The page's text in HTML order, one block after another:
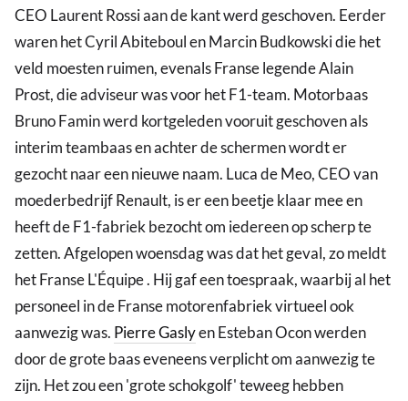
CEO Laurent Rossi aan de kant werd geschoven. Eerder
waren het Cyril Abiteboul en Marcin Budkowski die het
veld moesten ruimen, evenals Franse legende Alain
Prost, die adviseur was voor het F1-team. Motorbaas
Bruno Famin werd kortgeleden vooruit geschoven als
interim teambaas en achter de schermen wordt er
gezocht naar een nieuwe naam. Luca de Meo, CEO van
moederbedrijf Renault, is er een beetje klaar mee en
heeft de F1-fabriek bezocht om iedereen op scherp te
zetten. Afgelopen woensdag was dat het geval, zo meldt
het Franse L'Équipe . Hij gaf een toespraak, waarbij al het
personeel in de Franse motorenfabriek virtueel ook
aanwezig was. Pierre Gaslyen Esteban Ocon werden
door de grote baas eveneens verplicht om aanwezig te
zijn. Het zou een 'grote schokgolf' teweeg hebben